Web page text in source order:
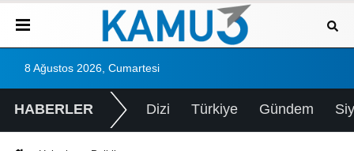
8 Ağustos 2026, Cumartesi
HABERLER Dizi Türkiye Gündem